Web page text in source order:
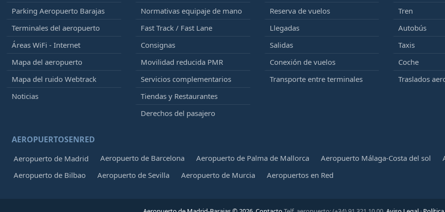
Parking Aeropuerto Barajas
Terminales del aeropuerto
Áreas WiFi - Internet
Mapa del aeropuerto
Mapa del ruido Webtrack
Noticias
Normativas equipaje de mano
Fast Track / Fast Lane
Consignas
Movilidad reducida PMR
Servicios complementarios
Tiendas y Restaurantes
Derechos del pasajero
Reserva de vuelos
Llegadas
Salidas
Conexión de vuelos
Transporte entre terminales
Tren
Autobús
Taxis
Coche
Traslados
AEROPUERTOSENRED
Aeropuerto de Madrid Aeropuerto de Barcelona Aeropuerto de Palma de Mallorca Aeropuerto Málaga-Costa del sol
Aeropuerto de Bilbao
Aeropuerto de Sevilla Aeropuerto de Murcia Aeropuertos en Red